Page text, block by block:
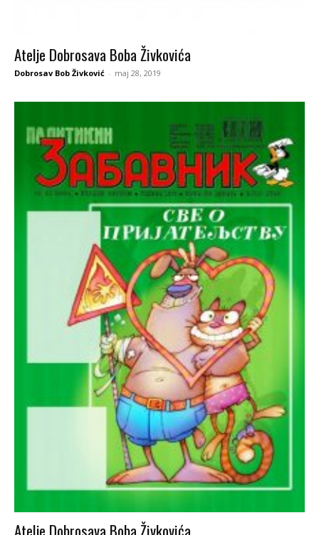
Atelje Dobrosava Boba Živkovića
Dobrosav Bob Živković - maj 28, 2019
Atelje Dobrosava Boba Živkovića